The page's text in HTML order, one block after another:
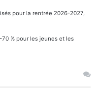
pour la rentrée 2026-2027,
% pour les jeunes et les